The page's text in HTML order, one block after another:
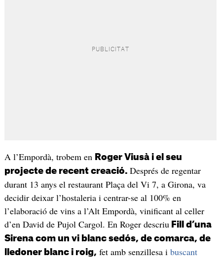
A l’Empordà, trobem en Roger Viusà i el seu
projecte de recent creació. Després de regentar
durant 13 anys el restaurant Plaça del Vi 7, a Girona, va
decidir deixar l’hostaleria i centrar-se al 100% en
l’elaboració de vins a l’Alt Empordà, vinificant al celler
d’en David de Pujol Cargol. En Roger descriu Fill d’una
Sirena com un vi blanc sedós, de comarca, de
lledoner blanc i roig, fet amb senzillesa i buscant